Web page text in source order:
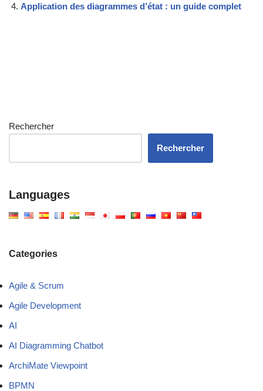
Application des diagrammes d’état : un guide complet
Rechercher
Rechercher
Languages
Categories
Agile & Scrum
Agile Development
AI
AI Diagramming Chatbot
ArchiMate Viewpoint
BPMN